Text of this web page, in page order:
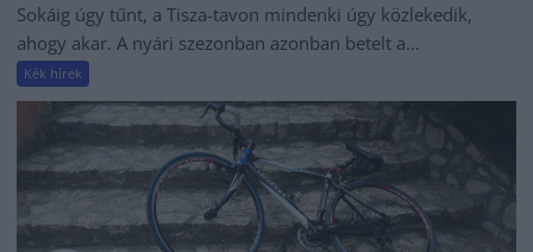
Sokáig úgy tűnt, a Tisza-tavon mindenki úgy közlekedik,
ahogy akar. A nyári szezonban azonban betelt a...
Kék hírek